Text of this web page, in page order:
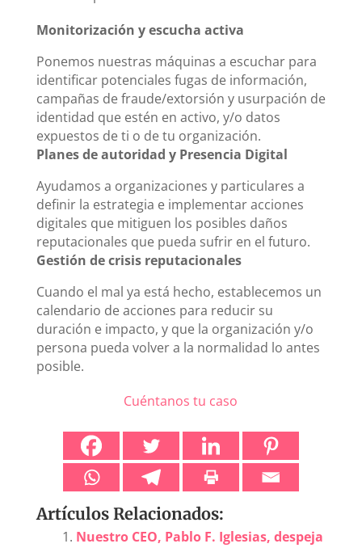
Monitorización y escucha activa
Ponemos nuestras máquinas a escuchar para
identificar potenciales fugas de información,
campañas de fraude/extorsión y usurpación de
identidad que estén en activo, y/o datos
expuestos de ti o de tu organización.
Planes de autoridad y Presencia Digital
Ayudamos a organizaciones y particulares a
definir la estrategia e implementar acciones
digitales que mitiguen los posibles daños
reputacionales que pueda sufrir en el futuro.
Gestión de crisis reputacionales
Cuando el mal ya está hecho, establecemos un
calendario de acciones para reducir su
duración e impacto, y que la organización y/o
persona pueda volver a la normalidad lo antes
posible.
Cuéntanos tu caso
Artículos Relacionados:
Nuestro CEO, Pablo F. Iglesias, despeja